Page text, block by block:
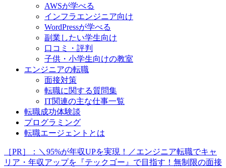
AWSが学べる
インフラエンジニア向け
WordPressが学べる
副業したい学生向け
口コミ・評判
子供・小学生向けの教室
エンジニアの転職
面接対策
転職に関する質問集
IT関連の主な仕事一覧
転職成功体験談
プログラミング
転職エージェントとは
［PR］：＼95%が年収UPを実現！／エンジニア転職でキャ
リア・年収アップを『テックゴー』で目指す！無制限の面接